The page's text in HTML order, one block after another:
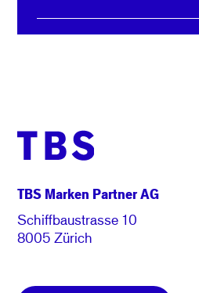
TBS Marken Partner AG
Schiffbaustrasse 10
8005 Zürich